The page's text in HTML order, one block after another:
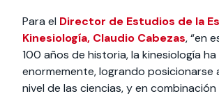
Para el Director de Estudios de la
Kinesiología, Claudio Cabezas, “en
100 años de historia, la kinesiología
enormemente, logrando posicionarse
nivel de las ciencias, y en